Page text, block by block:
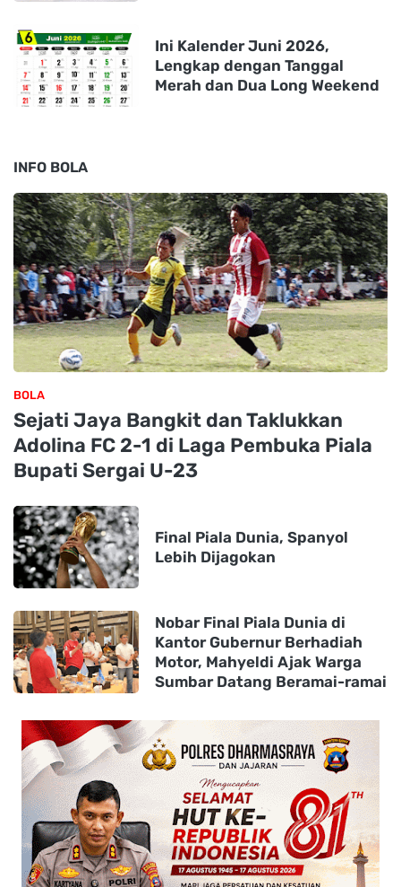
Ini Kalender Juni 2026,
Lengkap dengan Tanggal
Merah dan Dua Long Weekend
INFO BOLA
BOLA
Sejati Jaya Bangkit dan Taklukkan
Adolina FC 2-1 di Laga Pembuka Piala
Bupati Sergai U-23
Final Piala Dunia, Spanyol
Lebih Dijagokan
Nobar Final Piala Dunia di
Kantor Gubernur Berhadiah
Motor, Mahyeldi Ajak Warga
Sumbar Datang Beramai-ramai